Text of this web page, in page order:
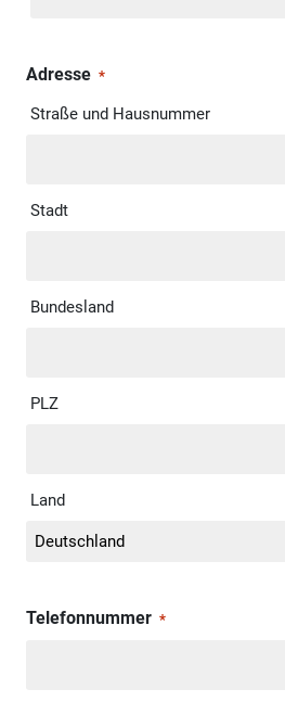
Adresse *
Straße und Hausnummer
Stadt
Bundesland
PLZ
Land
Telefonnummer *